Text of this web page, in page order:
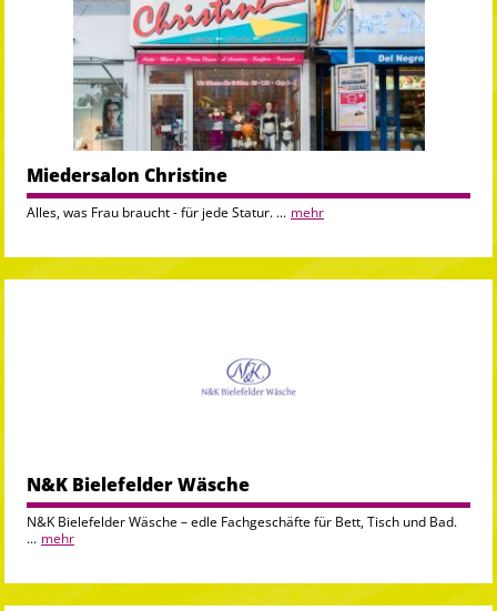
Miedersalon Christine
Alles, was Frau braucht - für jede Statur. ... mehr
N&K Bielefelder Wäsche
N&K Bielefelder Wäsche – edle Fachgeschäfte für Bett, Tisch und Bad.
... mehr